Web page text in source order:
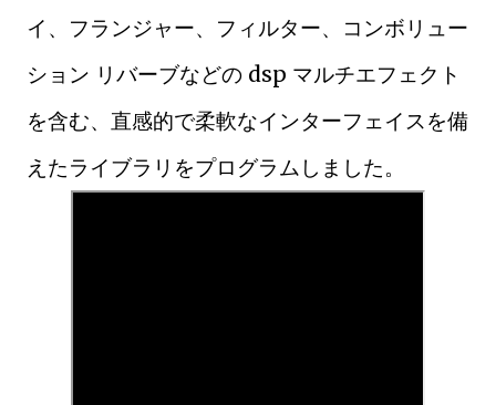
イ、フランジャー、フィルター、コンボリュー
ション リバーブなどの dsp マルチエフェクト
を含む、直感的で柔軟なインターフェイスを備
えたライブラリをプログラムしました。